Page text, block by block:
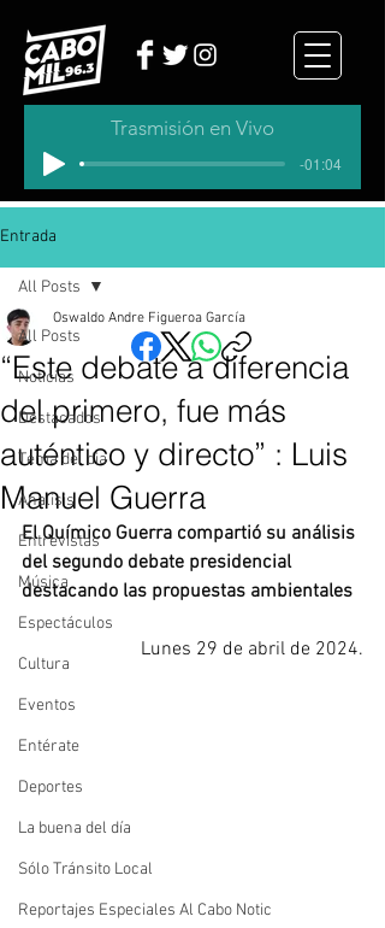
Trasmisión en Vivo
-01:04
Entrada
All Posts
Noticias
Destacados
Tema del dia
Analisis
Entrevistas
Música
Espectáculos
Cultura
Eventos
Entérate
Deportes
La buena del día
Sólo Tránsito Local
Reportajes Especiales Al Cabo Notic
All Posts
“Este debate a diferencia
del primero, fue más
auténtico y directo” : Luis
Manuel Guerra
Oswaldo Andre Figueroa García
El Químico Guerra compartió su análisis
del segundo debate presidencial
destacando las propuestas ambientales
Lunes 29 de abril de 2024.